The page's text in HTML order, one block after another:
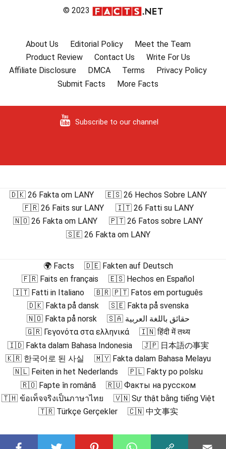
© 2023
About Us Editorial Policy
Meet the Team
Product Review
Contact Us
Write For Us
Affiliate Disclosure
DMCA Terms
Privacy Policy
Submit Facts
More Facts
Subscribe to our channel
🇩🇰 26 Fakta om LANY
🇪🇸 26 Hechos Sobre LANY
🇫🇷 26 Faits sur LANY
🇮🇹 26 Fatti su LANY
🇳🇴 26 Fakta om LANY
🇵🇹 26 Fatos sobre LANY
🇸🇪 26 Fakta om LANY
🌍 Facts
🇩🇪 Fakten auf Deutsch
🇫🇷 Faits en français
🇪🇸 Hechos en Español
🇮🇹 Fatti in Italiano
🇧🇷 🇵🇹 Fatos em português
🇩🇰 Fakta på dansk
🇸🇪 Fakta på svenska
🇳🇴 Fakta på norsk
🇸🇦 حقائق باللغة العربية
🇬🇷 Γεγονότα στα ελληνικά
🇮🇳 हिंदी में तथ्य
🇮🇩 Fakta dalam Bahasa Indonesia
🇯🇵 日本語の事実
🇰🇷 한국어로 된 사실
🇲🇾 Fakta dalam Bahasa Melayu
🇳🇱 Feiten in het Nederlands
🇵🇱 Fakty po polsku
🇷🇴 Fapte în română
🇷🇺 Факты на русском
🇹🇭 ข้อเท็จจริงเป็นภาษาไทย
🇻🇳 Sự thật bằng tiếng Việt
🇹🇷 Türkçe Gerçekler
🇨🇳 中文事实